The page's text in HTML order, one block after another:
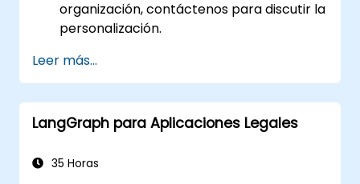
organización, contáctenos para discutir la
personalización.
Leer más...
LangGraph para Aplicaciones Legales
35 Horas